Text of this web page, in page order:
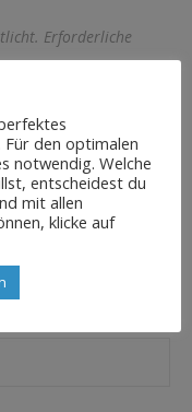
Erforderliche
den optimalen
notwendig. Welche
entscheidest du
mit allen
klicke auf